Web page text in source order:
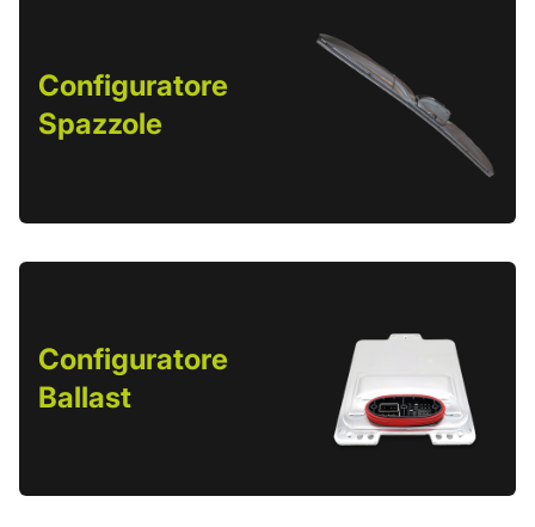
Configuratore
Spazzole
Configuratore
Ballast